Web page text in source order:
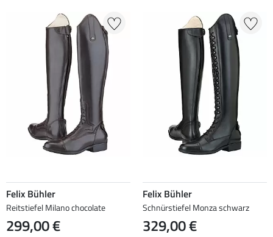
Felix Bühler
Reitstiefel Milano chocolate
299,00 €
Felix Bühler
Schnürstiefel Monza schwarz
329,00 €